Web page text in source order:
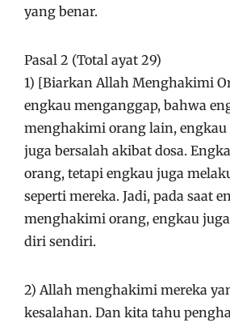
yang benar.
Pasal 2 (Total ayat 29)
1) [Biarkan Allah Menghakimi
engkau menganggap, bahwa
menghakimi orang lain, engkau
juga bersalah akibat dosa.
orang, tetapi engkau juga
seperti mereka. Jadi, pada saat
menghakimi orang, engkau
diri sendiri.
2) Allah menghakimi mereka
kesalahan. Dan kita tahu